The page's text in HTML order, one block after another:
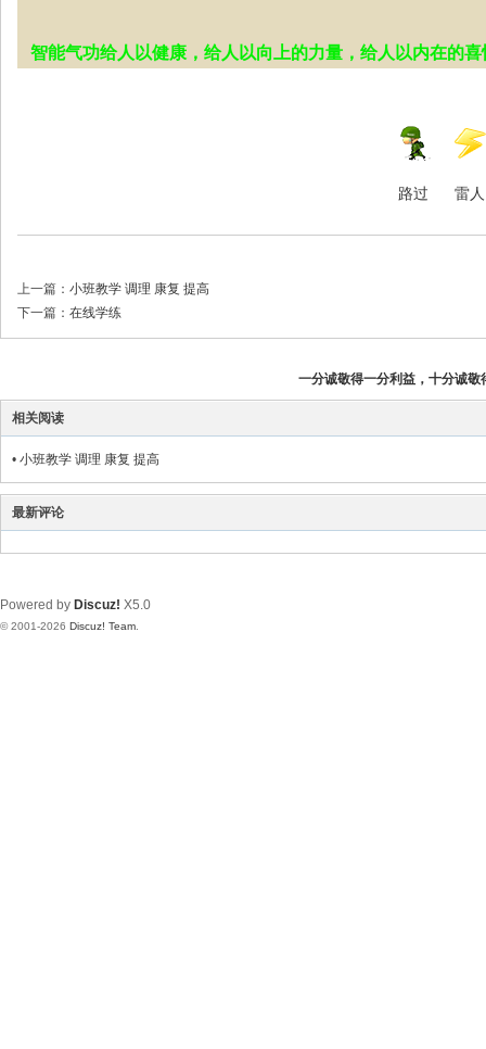
智能气功给人以健康，给人以向上的力量，给人以内在的
路过 雷人
上一篇： 小班教学 调理 康复 提高
下一篇： 在线学练
一分诚敬得一分利益，十分诚
相关阅读
• 小班教学 调理 康复 提高
最新评论
Powered by Discuz! X5.0
© 2001-2026 Discuz! Team